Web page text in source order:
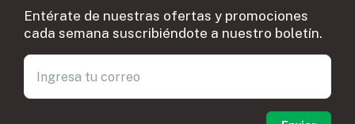
Entérate de nuestras ofertas y promociones
cada semana suscribiéndote a nuestro boletín.